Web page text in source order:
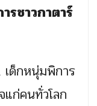
ชาวกาตาร์
ด็กหนุ่มพิการ
แก่คนทั่วโลก